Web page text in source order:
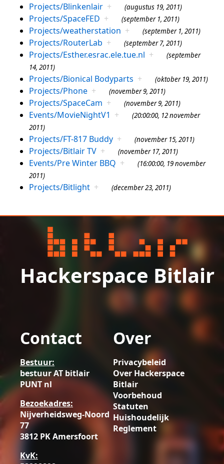
Projects/Blinkenlair + (augustus 19, 2011)
Projects/SpaceFED + (september 1, 2011)
Projects/weatherstation + (september 1, 2011)
Projects/RouterLab + (september 7, 2011)
Projects/Esther.esrac.ele.tue.nl +
(september
14, 2011)
Projects/Bionical Bodyparts + (oktober 19, 2011)
Projects/Phone + (november 9, 2011)
Projects/SpaceCam + (november 9, 2011)
Events/MovieNightV1 +
(20:00:00, 12 november
2011)
Projects/FT-817 Buddy + (november 15, 2011)
Projects/Bitlair TV + (november 17, 2011)
Events/Pre Winter BBQ +
(16:00:00, 19 november
2011)
Projects/Bitlight + (december 23, 2011)
Hackerspace Bitlair
Contact
Bestuur:
bestuur AT bitlair
PUNT nl
Bezoekadres:
Nijverheidsweg-Noord
77
3812 PK Amersfoort
KvK:
Over
Privacybeleid
Over Hackerspace
Bitlair
Voorbehoud
Statuten
Huishoudelijk
Reglement